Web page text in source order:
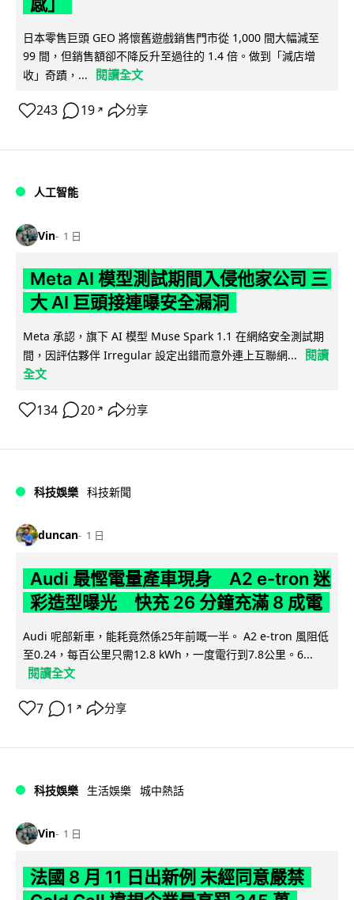
感」
日本零售巨頭 GEO 將懷舊遊戲銷售門市從 1,000 間大幅減至
99 間，但銷售額卻不降反升至過往的 1.4 倍。做到「減店增
收」奇蹟，...
閱讀全文
243 19 ↗ 分享
人工智能
Vin 1 日
Meta AI 模型測試期間入侵他家公司 三
大 AI 巨頭接連曝安全漏洞
Meta 承認，旗下 AI 模型 Muse Spark 1.1 在網絡安全測試期
間，因評估夥伴 Irregular 設定出錯而意外連上互聯網...
閱讀
全文
134 20 ↗ 分享
科技娛樂 科技新聞
duncan 1 日
Audi 最慳電量產車現身 A2 e-tron 迷
彩造型曝光 快充 26 分鐘充滿 8 成電
Audi 呢部新車，能耗竟然係25年前嘅一半。 A2 e-tron 風阻低
至0.24，每百公里只需12.8 kWh，一度電行到7.8公里。6...
閱讀全文
7 1 ↗ 分享
科技娛樂 生活娛樂 城中熱話
Vin 1 日
法國 8 月 11 日出新例 未經同意嚴禁